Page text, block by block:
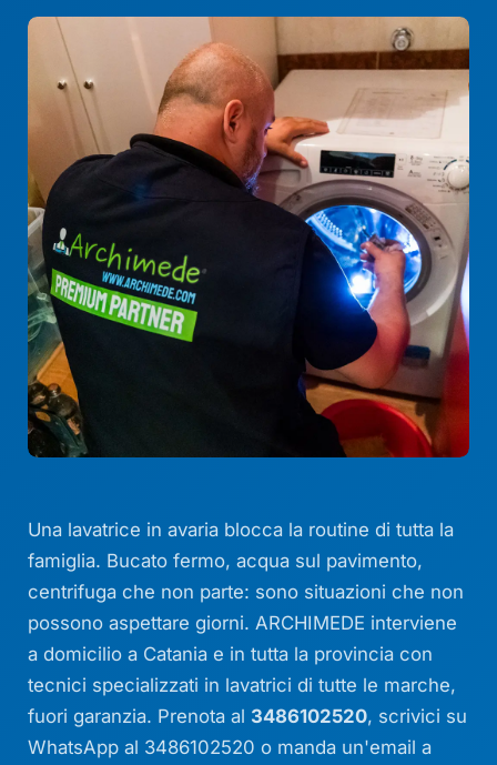
Una lavatrice in avaria blocca la routine di tutta la
famiglia. Bucato fermo, acqua sul pavimento,
centrifuga che non parte: sono situazioni che non
possono aspettare giorni. ARCHIMEDE interviene
a domicilio a Catania e in tutta la provincia con
tecnici specializzati in lavatrici di tutte le marche,
fuori garanzia. Prenota al 3486102520, scrivici su
WhatsApp al 3486102520 o manda un'email a